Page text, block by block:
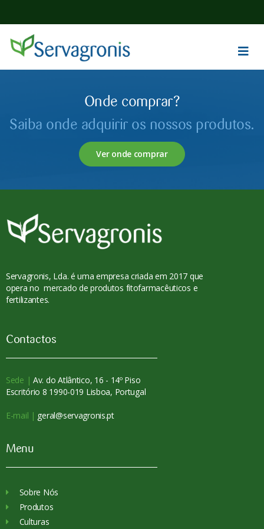
Onde comprar?
Saiba onde adquirir os nossos produtos.
Ver onde comprar
Servagronis, Lda. é uma empresa criada em 2017 que
opera no mercado de produtos fitofarmacêuticos e
fertilizantes.
Contactos
Sede | Av. do Atlântico, 16 - 14º Piso
Escritório 8 1990-019 Lisboa, Portugal
E-mail | geral@servagronis.pt
Menu
Sobre Nós
Produtos
Culturas